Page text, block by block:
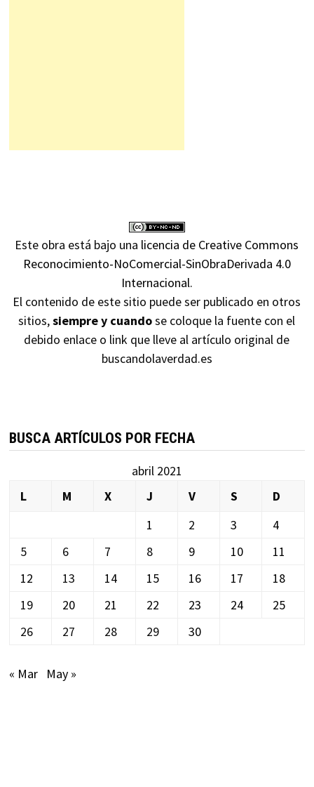
Este obra está bajo una licencia de Creative Commons
Reconocimiento-NoComercial-SinObraDerivada 4.0
Internacional.
El contenido de este sitio puede ser publicado en otros
sitios,siempre y cuandose coloque la fuente con el
debido enlace o link que lleve al artículo original de
buscandolaverdad.es
BUSCA ARTÍCULOS POR FECHA
abril 2021
L
M X J V S
D
1
2 3
4
5
6 7 8 9 10
11
12
13 14 15 16 17
18
19
20 21 22 23 24
25
26
27 28 29 30
« Mar May »